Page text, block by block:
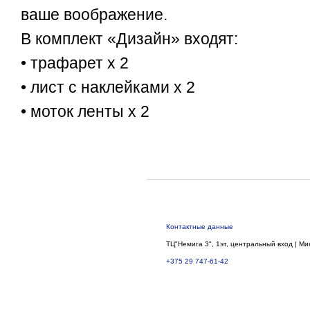
ваше воображение.
В комплект «Дизайн» входят:
• трафарет x 2
• лист с наклейками x 2
• моток ленты x 2
Контактные данные
ТЦ"Немига 3", 1эт, центральный вход |
+375 29 747-61-42